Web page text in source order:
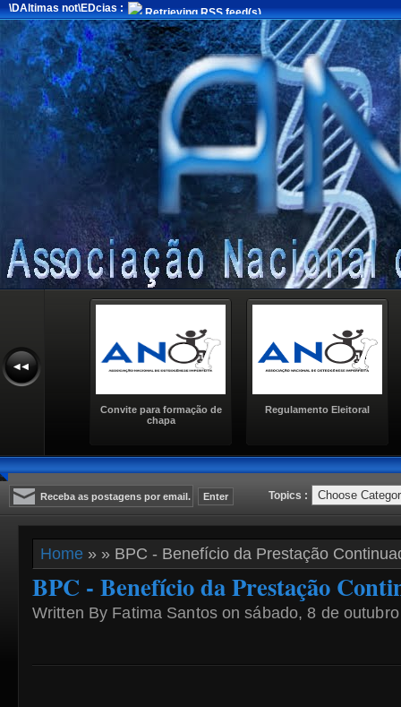
\DAltimas not\EDcias : Retrieving RSS feed(s)
Convite para formação de
chapa
Regulamento Eleitoral
Topics :
Home » » BPC - Benefício da Prestação
BPC - Benefício da Prestação
Written By Fatima Santos on sábado, 8 de